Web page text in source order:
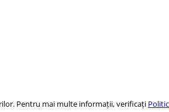
Pentru mai multe informații, verificați